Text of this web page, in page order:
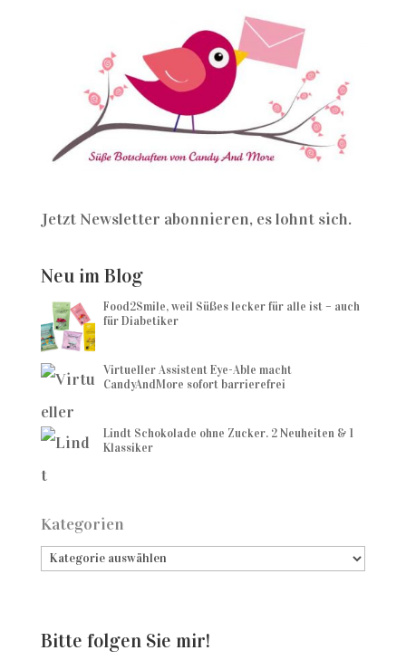
Jetzt Newsletter abonnieren, es lohnt sich.
Neu im Blog
Food2Smile, weil Süßes lecker für alle ist – auch
für Diabetiker
Virtueller Assistent Eye-Able macht
CandyAndMore sofort barrierefrei
Lindt Schokolade ohne Zucker. 2 Neuheiten & 1
Klassiker
Kategorien
Bitte folgen Sie mir!